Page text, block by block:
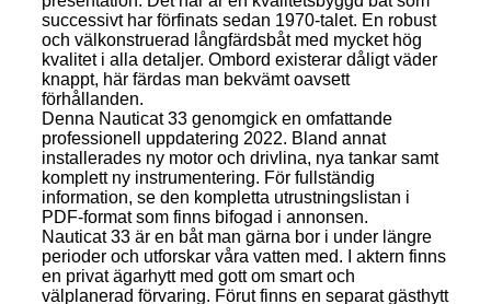
successivt har förfinats sedan 1970-talet. En robust
och välkonstruerad långfärdsbåt med mycket hög
kvalitet i alla detaljer. Ombord existerar dåligt väder
knappt, här färdas man bekvämt oavsett
förhållanden.
Denna Nauticat 33 genomgick en omfattande
professionell uppdatering 2022. Bland annat
installerades ny motor och drivlina, nya tankar samt
komplett ny instrumentering. För fullständig
information, se den kompletta utrustningslistan i
PDF-format som finns bifogad i annonsen.
Nauticat 33 är en båt man gärna bor i under längre
perioder och utforskar våra vatten med. I aktern finns
en privat ägarhytt med gott om smart och
välplanerad förvaring. Förut finns en separat gästhytt